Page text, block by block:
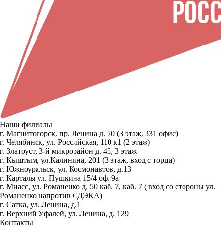
Наши филиалы
г. Магнитогорск, пр. Ленина д. 70 (3 этаж, 331 офис)
г. Челябинск, ул. Российская, 110 к1 (2 этаж)
г. Златоуст, 3-й микрорайон д. 43, 3 этаж
г. Кыштым, ул.Калинина, 201 (3 этаж, вход с торца)
г. Южноуральск, ул. Космонавтов, д.13
г. Карталы ул. Пушкина 15/4 оф. 9а
г. Миасс, ул. Романенко д. 50 каб. 7, каб. 7 ( вход со стороны ул.
Романенко напротив СДЭКА)
г. Сатка, ул. Ленина, д.1
г. Верхний Уфалей, ул. Ленина, д. 129
Контакты